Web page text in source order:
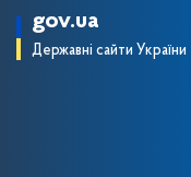
gov.ua
Державні сайти України